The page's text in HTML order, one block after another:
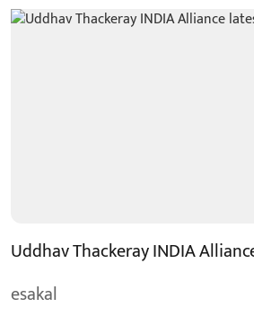
Uddhav Thackeray INDIA
esakal